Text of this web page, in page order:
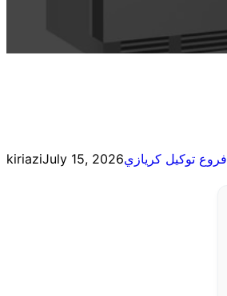
kiriaziJuly 15, 2026فروع توكيل كريازي